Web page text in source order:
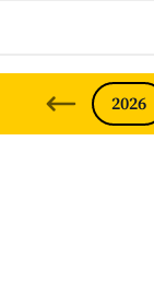
2026